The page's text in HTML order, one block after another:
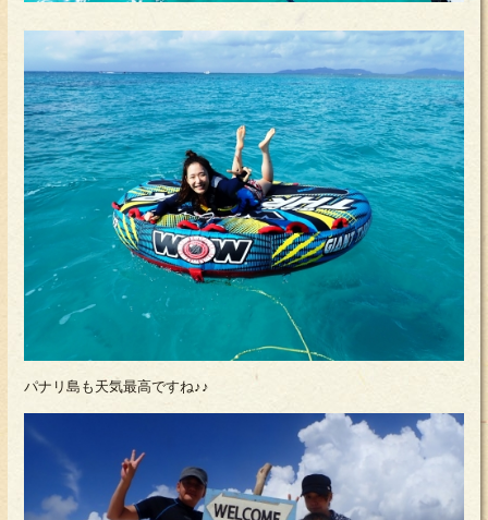
パナリ島も天気最高ですね♪♪